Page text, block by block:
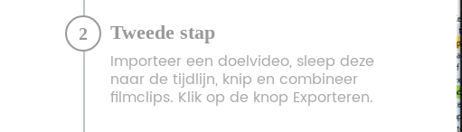
2 Tweede stap
Importeer een doelvideo, sleep deze
naar de tijdlijn, knip en combineer
filmclips. Klik op de knop Exporteren.